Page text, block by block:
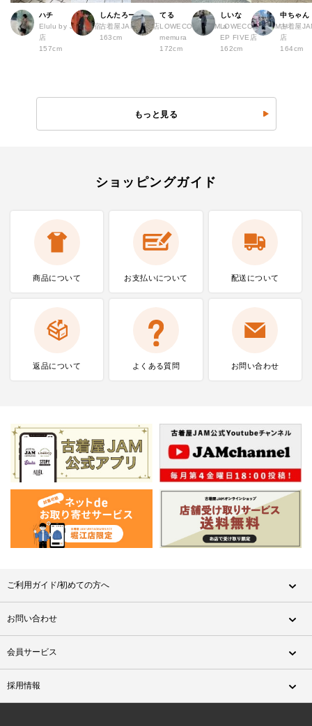
ハチ
Elulu by JAM 原宿
店
157cm
しんたろー
古着屋JAM 仙台店
163cm
てる
LOWECO by JAM a
memura
172cm
しいな
LOWECO by JAM H
EP FIVE店
162cm
中ちゃん
古着屋
店
164cm
もっと見る
ショッピングガイド
商品について お支払いについて 配送について
返品について よくある質問 お問い合わせ
ご利用ガイド/初めての方へ
お問い合わせ
会員サービス
採用情報